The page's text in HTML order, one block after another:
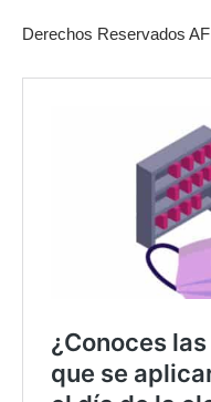
Derechos Reservados AF